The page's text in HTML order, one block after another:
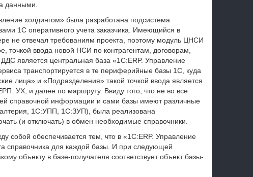
данными.
холдингом» была разработана подсистема
1С оперативного учета заказчика. Имеющийся в
не отвечал требованиям проекта, поэтому модуль ЦНСИ
точкой ввода новой НСИ по контрагентам, договорам,
является центральная база «1С:ERP. Управление
транспортируется в те периферийные базы 1С, куда
лица» и «Подразделения» такой точкой ввода является
УХ, и далее по маршруту. Ввиду того, что не во все
справочной информации и сами базы имеют различные
1С:УПП, 1С:ЗУП), была реализована
(и отключать) в обмен необходимые справочники.
собой обеспечивается тем, что в «1С:ERP. Управление
справочника для каждой базы. И при следующей
объекту в базе-получателя соответствует объект базы-